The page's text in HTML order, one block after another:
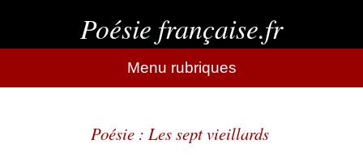
Poésie française.fr
Menu rubriques
Poésie : Les sept vieillards